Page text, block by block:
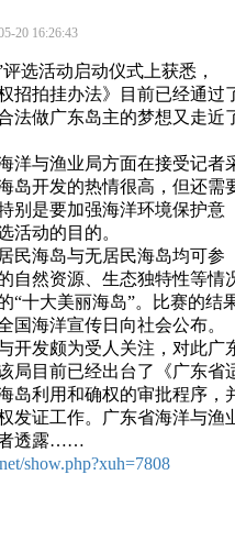
20 16:26:43
选活动启动仪式上获悉，
招拍挂办法》目前已经通过
法做广东岛主的梦想又走近
洋与渔业局方面在接受记者
岛开发的热情很高，但还需
别是要加强海洋环境保护意
活动的目的。
民海岛与无居民海岛均可参
自然资源、生态独特性等情
“十大美丽海岛”。比赛的结
海洋宣传日向社会公布。
开发颇为受人关注，对此广
局目前已经出台了《广东省
岛利用和确权的审批程序，
发证工作。广东省海洋与渔
者透露……
show.php?xuh=7808